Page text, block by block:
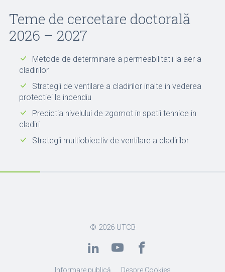
Teme de cercetare doctorală
2026 – 2027
Metode de determinare a permeabilitatii la aer a
cladirilor
Strategii de ventilare a cladirilor inalte in vederea
protectiei la incendiu
Predictia nivelului de zgomot in spatii tehnice in
cladiri
Strategii multiobiectiv de ventilare a cladirilor
© 2026 UTCB
Informare publică Despre Cookies